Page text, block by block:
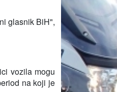
glasnik BiH",
vozila mogu
na koji je